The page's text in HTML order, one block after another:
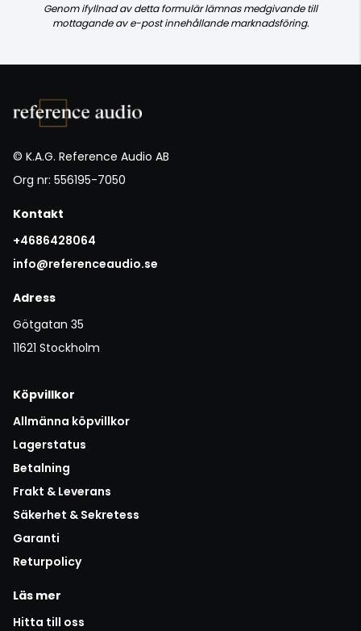
Genom ifyllnad av detta formulär lämnas medgivande till
mottagande av e-post innehållande marknadsföring.
© K.A.G. Reference Audio AB
Org nr: 556195-7050
Kontakt
+4686428064
info@referenceaudio.se
Adress
Götgatan 35
11621 Stockholm
Köpvillkor
Allmänna köpvillkor
Lagerstatus
Betalning
Frakt & Leverans
Säkerhet & Sekretess
Garanti
Returpolicy
Läs mer
Hitta till oss